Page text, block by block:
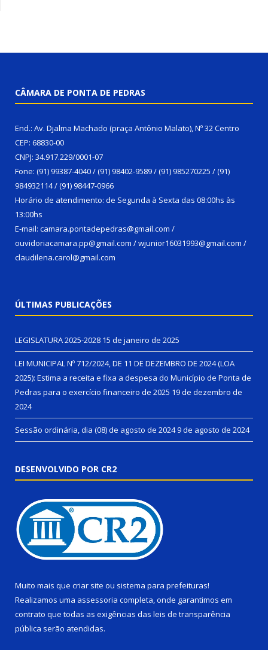
CÂMARA DE PONTA DE PEDRAS
End.: Av. Djalma Machado (praça Antônio Malato), Nº 32 Centro
CEP: 68830-00
CNPJ: 34.917.229/0001-07
Fone: (91) 99387-4040 / (91) 98402-9589 / (91) 985270225 / (91)
984932114 / (91) 98447-0966
Horário de atendimento: de Segunda à Sexta das 08:00hs às
13:00hs
E-mail: camara.pontadepedras@gmail.com /
ouvidoriacamara.pp@gmail.com / wjunior16031993@gmail.com /
claudilena.carol@gmail.com
ÚLTIMAS PUBLICAÇÕES
LEGISLATURA 2025-2028 15 de janeiro de 2025
LEI MUNICIPAL Nº 712/2024, DE 11 DE DEZEMBRO DE 2024 (LOA
2025): Estima a receita e fixa a despesa do Município de Ponta de
Pedras para o exercício financeiro de 2025 19 de dezembro de
2024
Sessão ordinária, dia (08) de agosto de 20249 de agosto de 2024
DESENVOLVIDO POR CR2
Muito mais que criar site ou sistema para prefeituras!
Realizamos uma assessoria completa, onde garantimos em
contrato que todas as exigências das leis de transparência
pública serão atendidas.